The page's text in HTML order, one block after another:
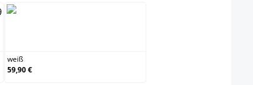
weiß
59,90 €